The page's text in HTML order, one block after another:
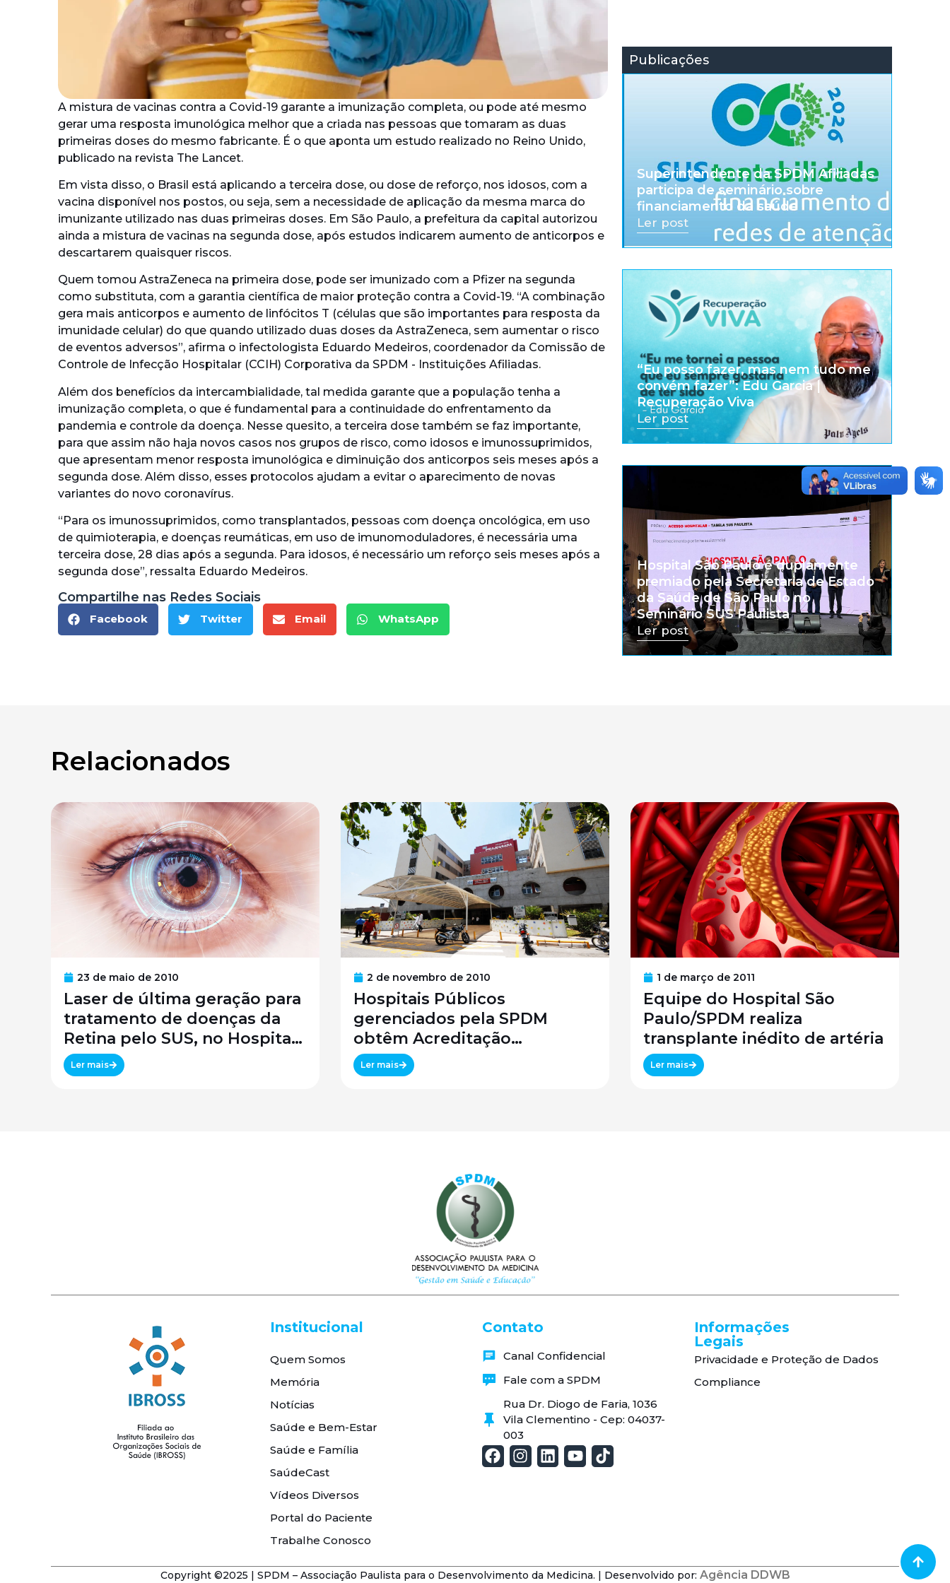
A mistura de vacinas contra a Covid-19 garante a imunização completa, ou pode até mesmo
gerar uma resposta imunológica melhor que a criada nas pessoas que tomaram as duas
primeiras doses do mesmo fabricante. É o que aponta um estudo realizado no Reino Unido,
publicado na revista The Lancet.
Em vista disso, o Brasil está aplicando a terceira dose, ou dose de reforço, nos idosos, com a
vacina disponível nos postos, ou seja, sem a necessidade de aplicação da mesma marca do
imunizante utilizado nas duas primeiras doses. Em São Paulo, a prefeitura da capital autorizou
ainda a mistura de vacinas na segunda dose, após estudos indicarem aumento de anticorpos e
descartarem quaisquer riscos.
Quem tomou AstraZeneca na primeira dose, pode ser imunizado com a Pfizer na segunda
como substituta, com a garantia científica de maior proteção contra a Covid-19. “A combinação
gera mais anticorpos e aumento de linfócitos T (células que são importantes para resposta da
imunidade celular) do que quando utilizado duas doses da AstraZeneca, sem aumentar o risco
de eventos adversos”, afirma o infectologista Eduardo Medeiros, coordenador da Comissão de
Controle de Infecção Hospitalar (CCIH) Corporativa da SPDM - Instituições Afiliadas.
Além dos benefícios da intercambialidade, tal medida garante que a população tenha a
imunização completa, o que é fundamental para a continuidade do enfrentamento da
pandemia e controle da doença. Nesse quesito, a terceira dose também se faz importante,
para que assim não haja novos casos nos grupos de risco, como idosos e imunossuprimidos,
que apresentam menor resposta imunológica e diminuição dos anticorpos seis meses após a
segunda dose. Além disso, esses protocolos ajudam a evitar o aparecimento de novas
variantes do novo coronavírus.
“Para os imunossuprimidos, como transplantados, pessoas com doença oncológica, em uso
de quimioterapia, e doenças reumáticas, em uso de imunomoduladores, é necessária uma
terceira dose, 28 dias após a segunda. Para idosos, é necessário um reforço seis meses após a
segunda dose”, ressalta Eduardo Medeiros.
Compartilhe nas Redes Sociais
Facebook Twitter Email WhatsApp
Publicações
Superintendente da SPDM Afiliadas
participa de seminário sobre
financiamento da saúde
Ler post
“Eu posso fazer, mas nem tudo me
convém fazer”: Edu Garcia |
Recuperação Viva
Ler post
Hospital São Paulo é duplamente
premiado pela Secretaria de Estado
da Saúde de São Paulo no
Seminário SUS Paulista
Ler post
Relacionados
23 de maio de 2010
Laser de última geração para
tratamento de doenças da
Retina pelo SUS, no Hospital
São Paulo / SPDM / UNIFESP
Ler mais
2 de novembro de 2010
Hospitais Públicos
gerenciados pela SPDM
obtêm Acreditação
Canadense
Ler mais
1 de março de 2011
Equipe do Hospital São
Paulo/SPDM realiza
transplante inédito de artéria
Ler mais
Institucional
Quem Somos
Memória
Notícias
Saúde e Bem-Estar
Saúde e Família
SaúdeCast
Vídeos Diversos
Portal do Paciente
Trabalhe Conosco
Contato
Canal Confidencial
Fale com a SPDM
Rua Dr. Diogo de Faria, 1036
Vila Clementino - Cep: 04037-
003
Informações
Legais
Privacidade e Proteção de Dados
Compliance
Copyright ©2025 | SPDM – Associação Paulista para o Desenvolvimento da Medicina. | Desenvolvido por: Agência DDWB